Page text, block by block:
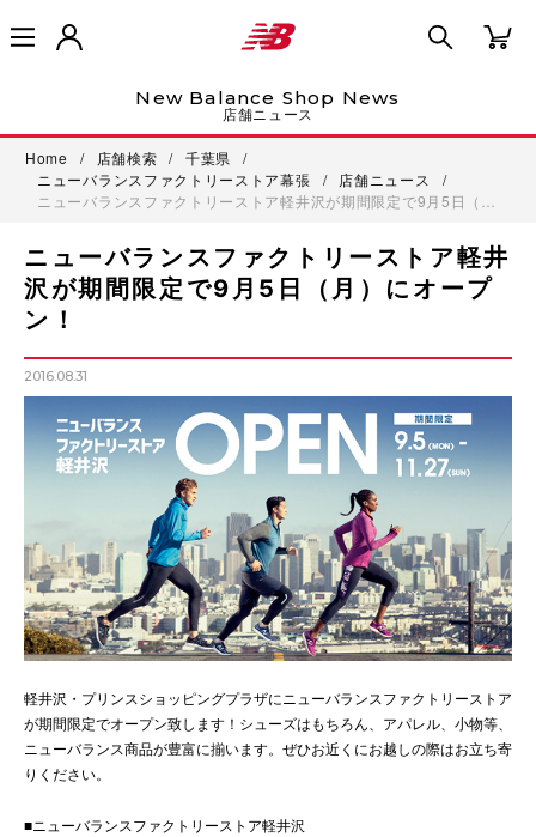
New Balance Shop News
店舗ニュース
Home / 店舗検索 / 千葉県
/
ニューバランスファクトリーストア幕張
/ 店舗ニュース
/
ニューバランスファクトリーストア軽井沢が期間限定で9月5日（…
ニューバランスファクトリーストア軽井
沢が期間限定で9月5日（月）にオープ
ン！
2016.08.31
軽井沢・プリンスショッピングプラザにニューバランスファクトリーストア
が期間限定でオープン致します！シューズはもちろん、アパレル、小物等、
ニューバランス商品が豊富に揃います。ぜひお近くにお越しの際はお立ち寄
りください。
■ニューバランスファクトリーストア軽井沢